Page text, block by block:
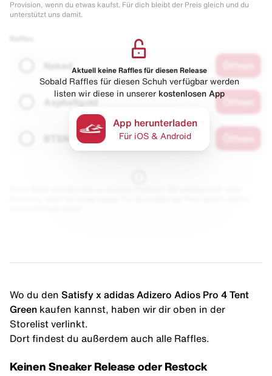
Provision, wenn du etwas kaufst. Für dich bleibt der Preis gleich und du
unterstützt uns damit.
Naked
Asphaltgold
Aktuell keine Raffles für diesen Release
Sobald Raffles für diesen Schuh verfügbar werden
listen wir diese in unserer kostenlosen App
App herunterladen
Für iOS & Android
Wo du den Satisfy x adidas Adizero Adios Pro 4 Tent
Green kaufen kannst, haben wir dir oben in der
Storelist verlinkt.
Dort findest du außerdem auch alle Raffles.
Keinen Sneaker Release oder Restock